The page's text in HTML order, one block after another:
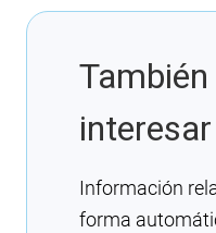
interesar
Información
forma